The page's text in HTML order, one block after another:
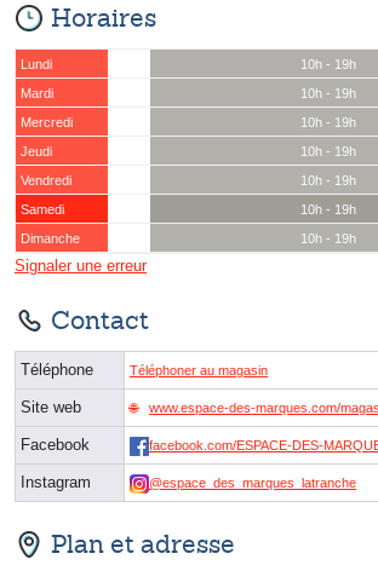
Horaires
Lundi
10h - 19h
Mardi
10h - 19h
Mercredi
10h - 19h
Jeudi
10h - 19h
Vendredi
10h - 19h
Samedi
10h - 19h
Dimanche
10h - 19h
Signaler une erreur
Contact
Téléphone Téléphoner au magasin
Site web www.espace-des-marques.com/
Facebook facebook.com/ESPACE-DES-
Instagram @espace_des_marques_latranche
Plan et adresse